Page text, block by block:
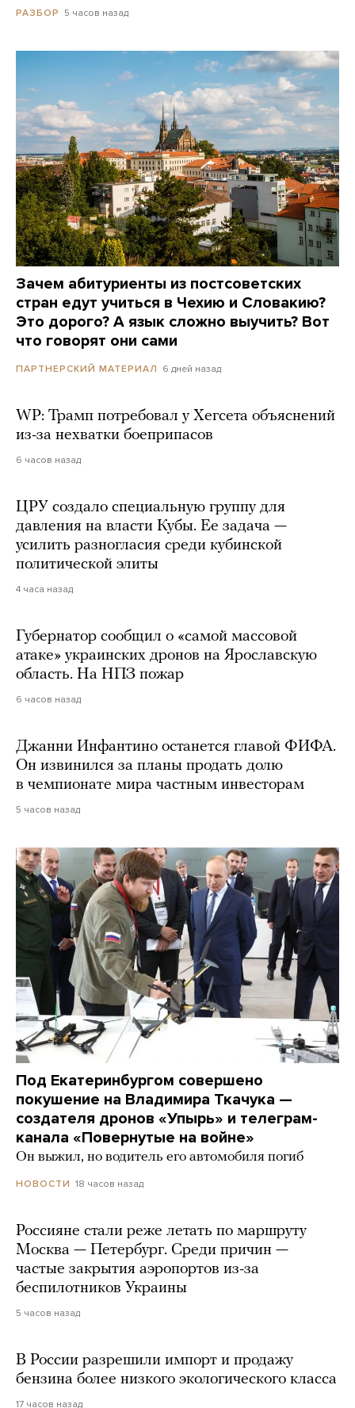
РАЗБОР 5 часов назад
Зачем абитуриенты из постсоветских
стран едут учиться в Чехию и Словакию?
Это дорого? А язык сложно выучить? Вот
что говорят они сами
ПАРТНЕРСКИЙ МАТЕРИАЛ 6 дней назад
WP: Трамп потребовал у Хегсета объяснений
из-за нехватки боеприпасов
6 часов назад
ЦРУ создало специальную группу для
давления на власти Кубы. Ее задача —
усилить разногласия среди кубинской
политической элиты
4 часа назад
Губернатор сообщил о «самой массовой
атаке» украинских дронов на Ярославскую
область. На НПЗ пожар
6 часов назад
Джанни Инфантино останется главой ФИФА.
Он извинился за планы продать долю
в чемпионате мира частным инвесторам
5 часов назад
Под Екатеринбургом совершено
покушение на Владимира Ткачука —
создателя дронов «Упырь» и телеграм-
канала «Повернутые на войне»
Он выжил, но водитель его автомобиля погиб
НОВОСТИ 18 часов назад
Россияне стали реже летать по маршруту
Москва — Петербург. Среди причин —
частые закрытия аэропортов из-за
беспилотников Украины
5 часов назад
В России разрешили импорт и продажу
бензина более низкого экологического класса
17 часов назад